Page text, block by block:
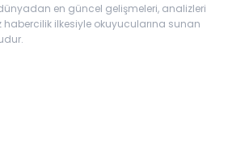
en güncel gelişmeleri, analizleri
habercilik ilkesiyle okuyucularına sunan